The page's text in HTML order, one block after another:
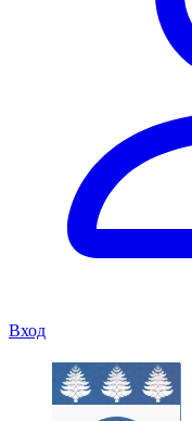
Вход